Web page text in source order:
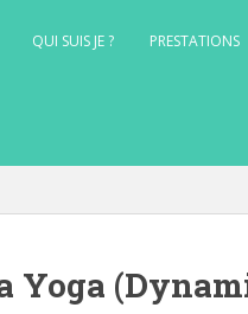
QUI SUIS JE ? PRESTATIONS
Yoga